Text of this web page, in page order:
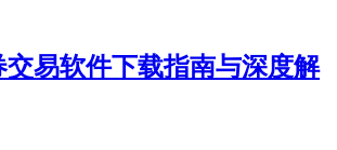
交易软件下载指南与深度解